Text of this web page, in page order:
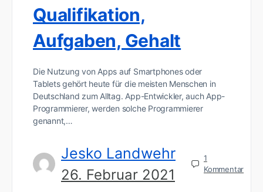
Qualifikation,
Aufgaben, Gehalt
Die Nutzung von Apps auf Smartphones oder
Tablets gehört heute für die meisten Menschen in
Deutschland zum Alltag. App-Entwickler, auch App-
Programmierer, werden solche Programmierer
genannt,…
Jesko Landwehr
26. Februar 2021
1
Kommentar